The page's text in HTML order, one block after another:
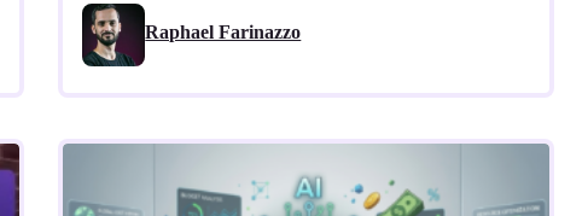
Raphael Farinazzo